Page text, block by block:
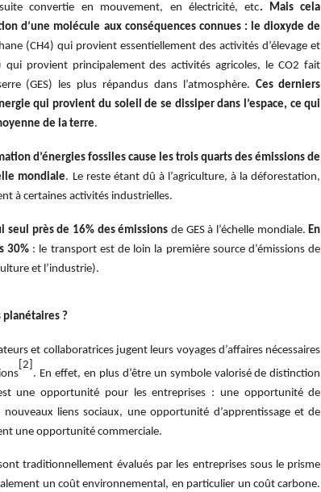
convertie en mouvement, en électricité, etc. Mais cela
d’une molécule aux conséquences connues : le dioxyde de
(CH4) qui provient essentiellement des activités d’élevage et
qui provient principalement des activités agricoles, le CO2 fait
(GES) les plus répandus dans l’atmosphère. Ces derniers
qui provient du soleil de se dissiper dans l’espace, ce qui
de la terre.
d’énergies fossiles cause les trois quarts des émissions de
mondiale. Le reste étant dû à l’agriculture, à la déforestation,
à certaines activités industrielles.
seul près de 16% des émissions de GES à l’échelle mondiale.En
30%: le transport est de loin la première source d’émissions de
et l’industrie).
planétaires ?
et collaboratrices jugent leurs voyages d’affaires nécessaires
[2]
. En effet, en plus d’être un symbole valorisé de distinction
une opportunité pour les entreprises : une opportunité de
liens sociaux, une opportunité d’apprentissage et de
une opportunité commerciale.
traditionnellement évalués par les entreprises sous le prisme
un coût environnemental, en particulier un coût carbone.